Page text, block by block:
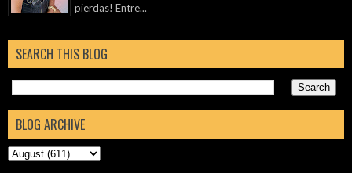
pierdas! Entre...
SEARCH THIS BLOG
BLOG ARCHIVE